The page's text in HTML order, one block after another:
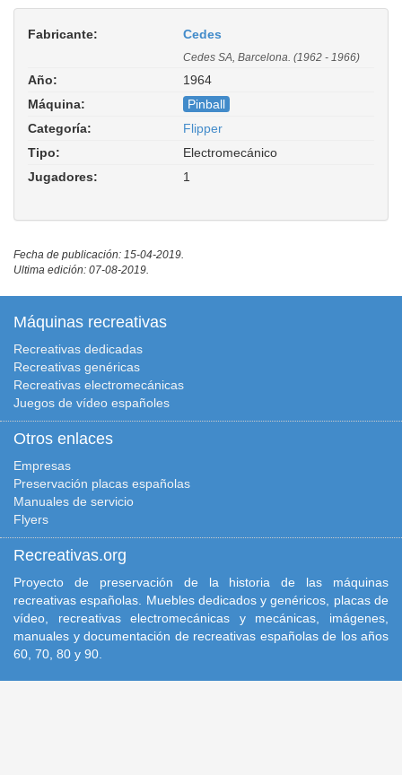
Fabricante: Cedes
Cedes SA, Barcelona. (1962 - 1966)
Año:
1964
Máquina:
Pinball
Categoría:
Flipper
Tipo:
Electromecánico
Jugadores:
1
Fecha de publicación: 15-04-2019.
Ultima edición: 07-08-2019.
Máquinas recreativas
Recreativas dedicadas
Recreativas genéricas
Recreativas electromecánicas
Juegos de vídeo españoles
Otros enlaces
Empresas
Preservación placas españolas
Manuales de servicio
Flyers
Recreativas.org
Proyecto de preservación de la historia de las máquinas
recreativas españolas. Muebles dedicados y genéricos, placas de
vídeo, recreativas electromecánicas y mecánicas, imágenes,
manuales y documentación de recreativas españolas de los años
60, 70, 80 y 90.